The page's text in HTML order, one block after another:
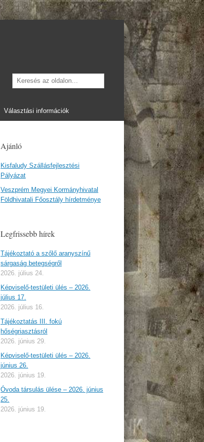
Keresés
Választási információk
Ajánló
Kisfaludy Szállásfejlesztési
Pályázat
Veszprém Megyei Kormányhivatal
Földhivatali Főosztály hírdetménye
Legfrissebb hírek
Tájékoztató a szőlő aranyszínű
sárgaság betegségről
2026. július 24.
Képviselő-testületi ülés – 2026.
július 17.
2026. július 16.
Tájékoztatás III. fokú
hőségriasztásról
2026. június 29.
Képviselő-testületi ülés – 2026.
június 26.
2026. június 19.
Óvoda társulás ülése – 2026. június
25.
2026. június 19.